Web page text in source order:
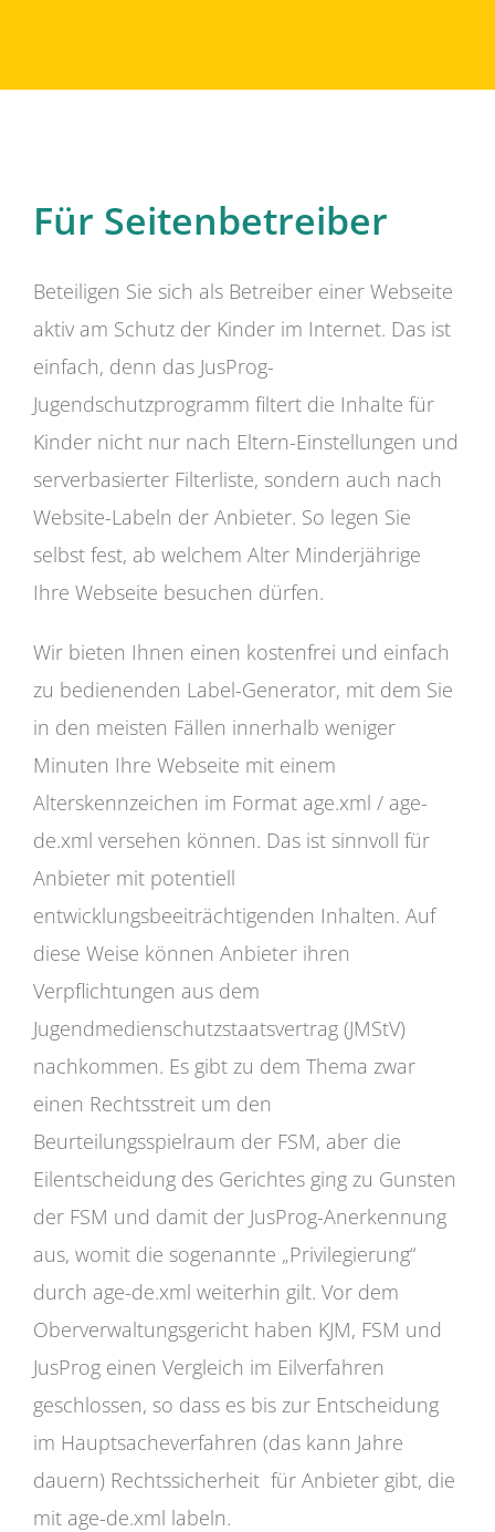
Für Seitenbetreiber
Beteiligen Sie sich als Betreiber einer Webseite
aktiv am Schutz der Kinder im Internet. Das ist
einfach, denn das JusProg-
Jugendschutzprogramm filtert die Inhalte für
Kinder nicht nur nach Eltern-Einstellungen und
serverbasierter Filterliste, sondern auch nach
Website-Labeln der Anbieter. So legen Sie
selbst fest, ab welchem Alter Minderjährige
Ihre Webseite besuchen dürfen.
Wir bieten Ihnen einen kostenfrei und einfach
zu bedienenden Label-Generator, mit dem Sie
in den meisten Fällen innerhalb weniger
Minuten Ihre Webseite mit einem
Alterskennzeichen im Format age.xml / age-
de.xml versehen können. Das ist sinnvoll für
Anbieter mit potentiell
entwicklungsbeeiträchtigenden Inhalten. Auf
diese Weise können Anbieter ihren
Verpflichtungen aus dem
Jugendmedienschutzstaatsvertrag (JMStV)
nachkommen. Es gibt zu dem Thema zwar
einen Rechtsstreit um den
Beurteilungsspielraum der FSM, aber die
Eilentscheidung des Gerichtes ging zu Gunsten
der FSM und damit der JusProg-Anerkennung
aus, womit die sogenannte „Privilegierung“
durch age-de.xml weiterhin gilt. Vor dem
Oberverwaltungsgericht haben KJM, FSM und
JusProg einen Vergleich im Eilverfahren
geschlossen, so dass es bis zur Entscheidung
im Hauptsacheverfahren (das kann Jahre
dauern) Rechtssicherheit für Anbieter gibt, die
mit age-de.xml labeln.